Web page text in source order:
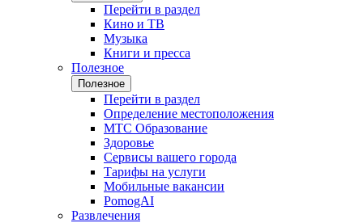
Перейти в раздел
Кино и ТВ
Музыка
Книги и пресса
Полезное
Полезное
Перейти в раздел
Определение местоположения
МТС Образование
Здоровье
Сервисы вашего города
Тарифы на услуги
Мобильные вакансии
PomogAI
Развлечения